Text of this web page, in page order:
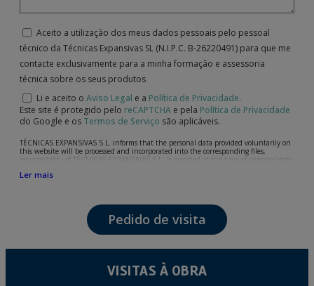
Aceito a utilização dos meus dados pessoais pelo pessoal
técnico da Técnicas Expansivas SL (N.I.P.C. B-26220491) para que me
contacte exclusivamente para a minha formação e assessoria
técnica sobre os seus produtos
Li e aceito o Aviso Legal e a Política de Privacidade.
Este site é protegido pelo reCAPTCHA e pela Política de Privacidade
do Google e os Termos de Serviço são aplicáveis.
TÉCNICAS EXPANSIVAS S.L. informs that the personal data provided voluntarily on
this website will be processed and incorporated into the corresponding files,
responsibility of TÉCNICAS EXPANSIVAS S.L, is reported at the time of personal data
following: attention to your referred request, complaint or question, established
The data in our files are strictly confidential and shall be treated with the utmost
confidentiality and shall comply with all the requirements provided for the General
Data Protection Regulation (GDPR) 2016.
level personal data, such as those relating to health, as they are not encoded or
encrypted. Should these details be sent, it is done so under your sole responsibility.
Ler mais
Pedido de visita
VISITAS À OBRA